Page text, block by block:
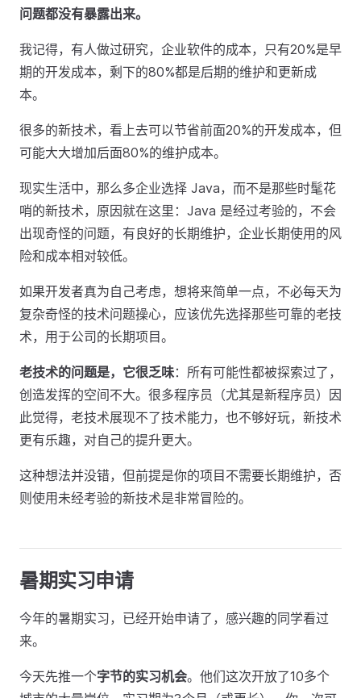
问题都没有暴露出来。
我记得，有人做过研究，企业软件的成本，只有20%是早
期的开发成本，剩下的80%都是后期的维护和更新成
本。
很多的新技术，看上去可以节省前面20%的开发成本，但
可能大大增加后面80%的维护成本。
现实生活中，那么多企业选择 Java，而不是那些时髦花
哨的新技术，原因就在这里：Java 是经过考验的，不会
出现奇怪的问题，有良好的长期维护，企业长期使用的风
险和成本相对较低。
如果开发者真为自己考虑，想将来简单一点，不必每天为
复杂奇怪的技术问题操心，应该优先选择那些可靠的老技
术，用于公司的长期项目。
老技术的问题是，它很乏味：所有可能性都被探索过了，
创造发挥的空间不大。很多程序员（尤其是新程序员）因
此觉得，老技术展现不了技术能力，也不够好玩，新技术
更有乐趣，对自己的提升更大。
这种想法并没错，但前提是你的项目不需要长期维护，否
则使用未经考验的新技术是非常冒险的。
暑期实习申请
今年的暑期实习，已经开始申请了，感兴趣的同学看过
来。
今天先推一个字节的实习机会。他们这次开放了10多个